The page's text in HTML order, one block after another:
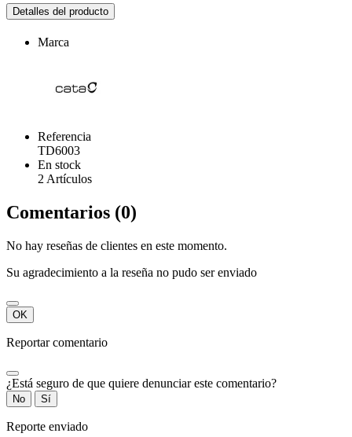
Detalles del producto
Marca
Referencia
TD6003
En stock
2 Artículos
Comentarios (0)
No hay reseñas de clientes en este momento.
Su agradecimiento a la reseña no pudo ser enviado
OK
Reportar comentario
¿Está seguro de que quiere denunciar este comentario?
No Sí
Reporte enviado